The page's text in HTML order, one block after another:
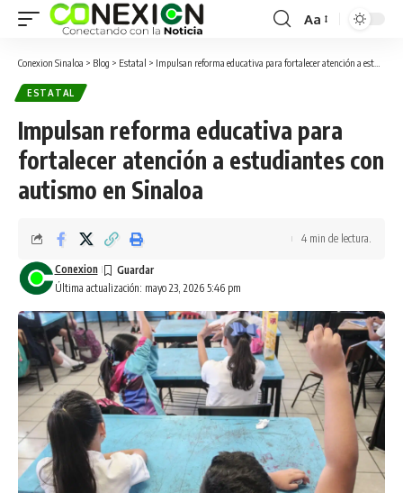
Aa
Conexion Sinaloa > Blog > Estatal > Impulsan reforma educativa para fortalecer atención a estudiantes con autismo en Sinaloa
ESTATAL
Impulsan reforma educativa para
fortalecer atención a estudiantes con
autismo en Sinaloa
Última actualización: mayo 23, 2026 5:46 pm
Conexion
4 min de lectura.